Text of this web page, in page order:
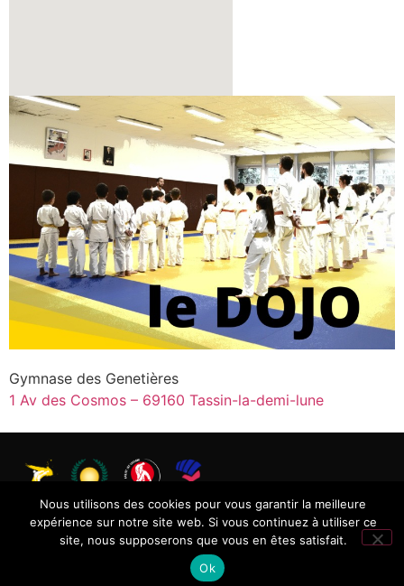
Gymnase des Genetières
1 Av des Cosmos – 69160 Tassin-la-demi-lune
2004-2024 Copyright © Tassin Ecole d’Arts Martiaux –
Tous droits réservés
Nous utilisons des cookies pour vous garantir la meilleure
expérience sur notre site web. Si vous continuez à utiliser ce
site, nous supposerons que vous en êtes satisfait.
Ok